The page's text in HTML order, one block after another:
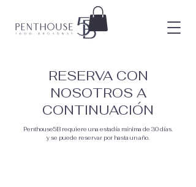
RESERVA CON
NOSOTROS A
CONTINUACIÓN
Penthouse5B requiere una estadía mínima de 30 días.
y se puede reservar por hasta un año.